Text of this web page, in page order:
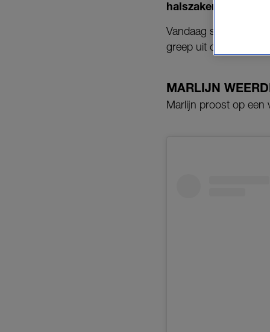
halszaken, maar
Vandaag staan de
greep uit de posts van
MARLIJN
Marlijn proost op een